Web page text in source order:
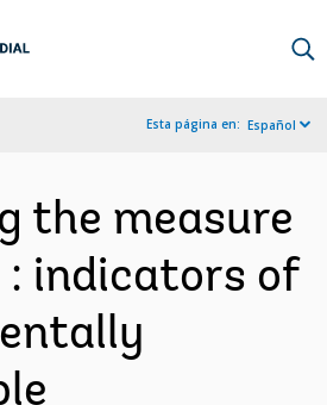
Esta página en: Español
the measure
indicators of